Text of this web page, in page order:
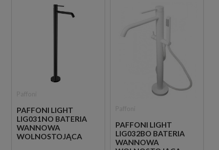
PAFFONI LIGHT
LIG031NO BATERIA
WANNOWA
WOLNOSTOJĄCA
PAFFONI LIGHT
LIG032BO BATERIA
WANNOWA